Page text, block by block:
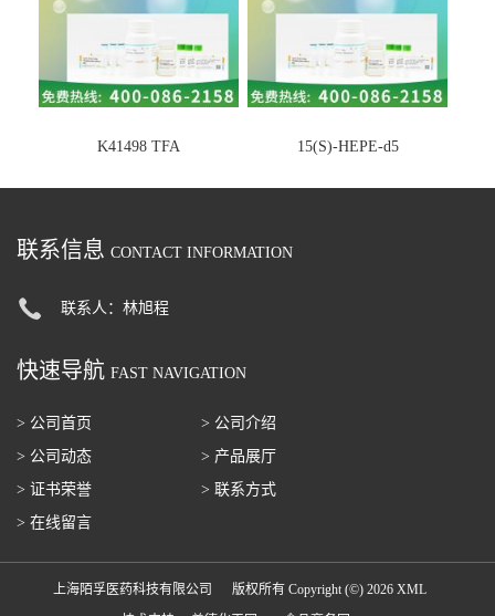
K41498 TFA 15(S)-HEPE-d5
联系信息 CONTACT INFORMATION
联系人：林旭程
快速导航 FAST NAVIGATION
> 公司首页
> 公司介绍
> 公司动态
> 产品展厅
> 证书荣誉
> 联系方式
> 在线留言
上海陌孚医药科技有限公司 版权所有 Copyright (©) 2026 XML